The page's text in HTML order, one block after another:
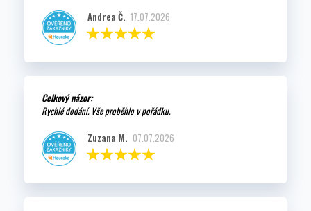
Andrea Č. 17.07.2026
Celkový názor:
Rychlé dodání. Vše proběhlo v pořádku.
Zuzana M. 07.07.2026